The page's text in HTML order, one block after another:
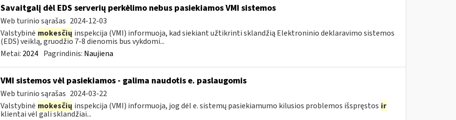
Savaitgalį dėl EDS serverių perkėlimo nebus pasiekiamos VMI sistemos
Web turinio sąrašas 2024-12-03
Valstybinė mokesčių inspekcija (VMI) informuoja, kad siekiant užtikrinti sklandžią Elektroninio deklaravimo sistemos
(EDS) veiklą, gruodžio 7-8 dienomis bus vykdomi...
Metai: 2024 Pagrindinis: Naujiena
VMI sistemos vėl pasiekiamos - galima naudotis e. paslaugomis
Web turinio sąrašas 2024-03-22
Valstybinė mokesčių inspekcija (VMI) informuoja, jog dėl e. sistemų pasiekiamumo kilusios problemos išspręstos ir
klientai vėl gali sklandžiai...